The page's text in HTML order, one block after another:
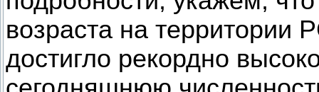
возраста на территории
достигло рекордно